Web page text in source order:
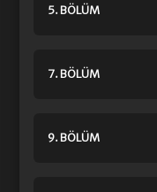
5. BÖLÜM
7. BÖLÜM
9. BÖLÜM